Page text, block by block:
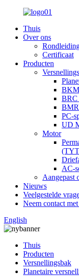
Thuis
Over ons
Certificaat
Producten
BKM
BRC
PC-
UD
Motor
AC-
Aangepast
Nieuws
Veelgestelde
Neem contact
English
Thuis
Producten
Versnellingsbak
Planetaire